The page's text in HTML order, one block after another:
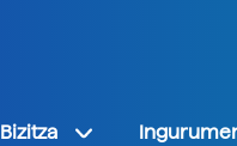
Bizitza